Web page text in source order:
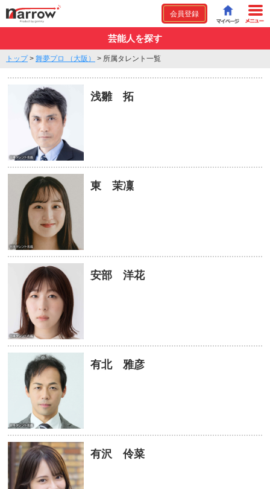
会員登録
芸能人を探す
トップ> 舞夢プロ （大阪） > 所属タレント一覧
浅雛 拓
東 茉凜
安部 洋花
有北 雅彦
有沢 伶菜